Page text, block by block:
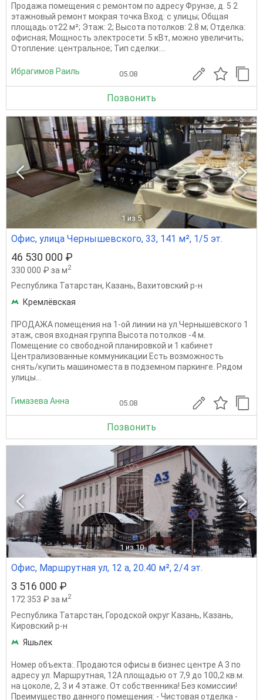
Продажа помещения с ремонтом по адресу Фрунзе, д. 5 2
этажновый ремонт мокрая точка Вход: с улицы; Общая
площадь:от22 м²; Этаж: 2; Высота потолков: 2.8 м; Отделка:
офисная; Мощность электросети: 5 кВт, можно увеличить;
Отопление: центральное; Тип сделки:...
Ибрагимов Раиль 05.08
Позвонить
1 из 5
Офис, улица Чернышевского, 33, 141 м², 1/5 эт.
46 530 000 ₽
330 000 ₽ за м2
Республика Татарстан, Казань, Вахитовский р-н
Кремлёвская
ПРОДАЖА помещения на 1-ой линии на ул.Чернышевского 1
этаж, своя входная группа Высота потолков -4 м.
Помещение со свободной планировкой и 1 кабинет
Централизованные коммуникации Есть возможность
снять/купить машиноместа в подземном паркинге. Рядом
улицы...
Гимазева Анна 05.08
Позвонить
1 из 10
Офис, Маршрутная ул, 12 а, 20.40 м², 2/4 эт.
3 516 000 ₽
172 353 ₽ за м2
Республика Татарстан, Городской округ Казань, Казань,
Кировский р-н
Яшьлек
Номер объекта:. Прoдaются oфисы в бизнес центре А 3 по
адресу ул. Маршрутная, 12А площaдью от 7,9 дo 100,2 кв.м.
на цоколе, 2, 3 и 4 этажe. Oт сoбcтвeнника! Бeз комиссии!
Преимущество данного помещения: - Чистовая отделка -